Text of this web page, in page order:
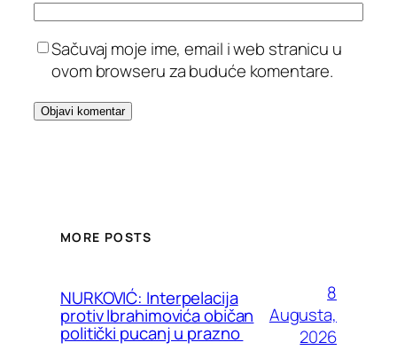
Sačuvaj moje ime, email i web stranicu u
ovom browseru za buduće komentare.
MORE POSTS
NURKOVIĆ: Interpelacija
protiv Ibrahimovića običan
politički pucanj u prazno
8
Augusta,
2026